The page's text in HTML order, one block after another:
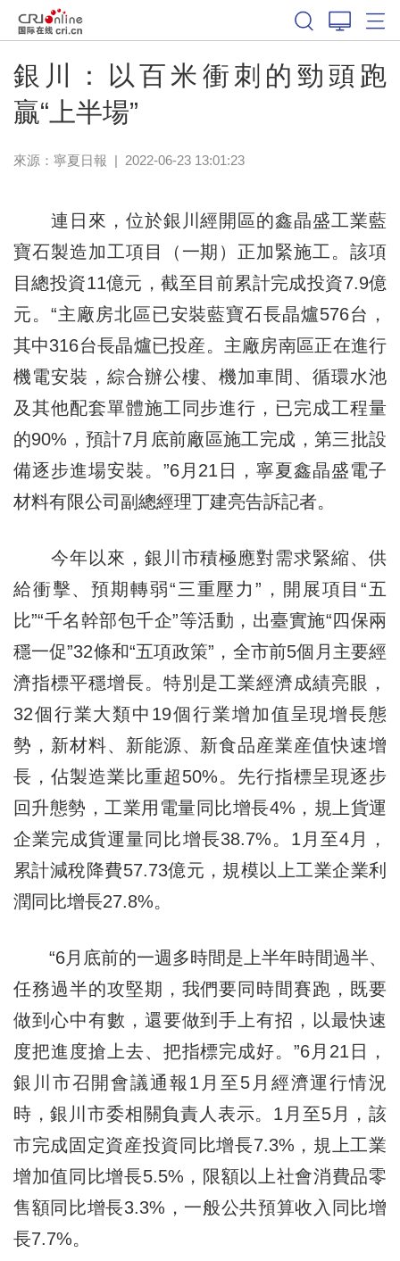
銀川：以百米衝刺的勁頭跑
贏“上半場”
來源： 寧夏日報 | 2022-06-23 13:01:23
連日來，位於銀川經開區的鑫晶盛工業藍
寶石製造加工項目（一期）正加緊施工。該項
目總投資11億元，截至目前累計完成投資7.9億
元。“主廠房北區已安裝藍寶石長晶爐576台，
其中316台長晶爐已投産。主廠房南區正在進行
機電安裝，綜合辦公樓、機加車間、循環水池
及其他配套單體施工同步進行，已完成工程量
的90%，預計7月底前廠區施工完成，第三批設
備逐步進場安裝。”6月21日，寧夏鑫晶盛電子
材料有限公司副總經理丁建亮告訴記者。
今年以來，銀川市積極應對需求緊縮、供
給衝擊、預期轉弱“三重壓力”，開展項目“五
比”“千名幹部包千企”等活動，出臺實施“四保兩
穩一促”32條和“五項政策”，全市前5個月主要經
濟指標平穩增長。特別是工業經濟成績亮眼，
32個行業大類中19個行業增加值呈現增長態
勢，新材料、新能源、新食品産業産值快速增
長，佔製造業比重超50%。先行指標呈現逐步
回升態勢，工業用電量同比增長4%，規上貨運
企業完成貨運量同比增長38.7%。1月至4月，
累計減稅降費57.73億元，規模以上工業企業利
潤同比增長27.8%。
“6月底前的一週多時間是上半年時間過半、
任務過半的攻堅期，我們要同時間賽跑，既要
做到心中有數，還要做到手上有招，以最快速
度把進度搶上去、把指標完成好。”6月21日，
銀川市召開會議通報1月至5月經濟運行情況
時，銀川市委相關負責人表示。1月至5月，該
市完成固定資産投資同比增長7.3%，規上工業
增加值同比增長5.5%，限額以上社會消費品零
售額同比增長3.3%，一般公共預算收入同比增
長7.7%。